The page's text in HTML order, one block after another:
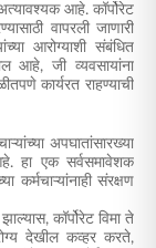
आहे. कॉर्पोरेट
वापरली जाणारी
आरोग्याशी संबंधित
आहे, जी व्यवसायांना
कार्यरत राहण्याची
अपघातांसारख्या
हा एक सर्वसमावेशक
कर्मचाऱ्यांनाही संरक्षण
कॉर्पोरेट विमा ते
देखील कव्हर करते,